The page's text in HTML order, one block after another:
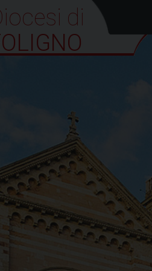
di Foligno